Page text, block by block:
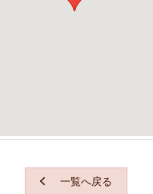
一覧へ戻る